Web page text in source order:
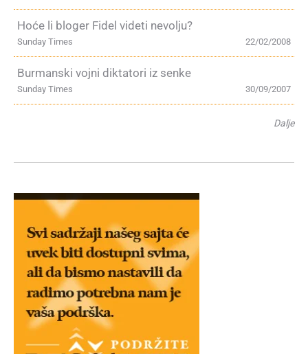
Hoće li bloger Fidel videti nevolju?
22/02/2008
Sunday Times
Burmanski vojni diktatori iz senke
30/09/2007
Sunday Times
Dalje